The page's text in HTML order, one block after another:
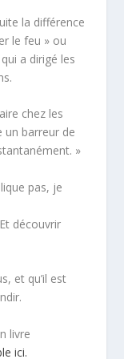
la différence
le feu » ou
a dirigé les
chez les
un barreur de
»
pas, je
découvrir
et qu’il est
livre
ici.